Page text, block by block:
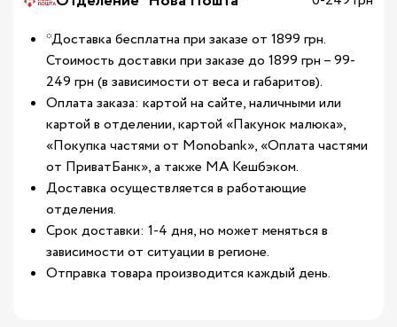
*Доставка бесплатна при заказе от 1899 грн.
Стоимость доставки при заказе до 1899 грн – 99-
249 грн (в зависимости от веса и габаритов).
Оплата заказа: картой на сайте, наличными или
картой в отделении, картой «Пакунок малюка»,
«Покупка частями от Monobank», «Оплата частями
от ПриватБанк», а также МА Кешбэком.
Доставка осуществляется в работающие
отделения.
Срок доставки: 1-4 дня, но может меняться в
зависимости от ситуации в регионе.
Отправка товара производится каждый день.